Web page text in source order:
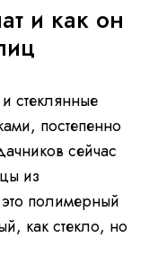
и как он
стеклянные
постепенно
сейчас
из
полимерный
как стекло, но